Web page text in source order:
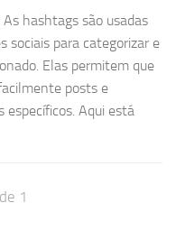
hashtags são usadas
sociais para categorizar e
Elas permitem que
posts e
específicos. Aqui está
1